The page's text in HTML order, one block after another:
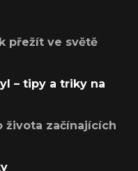
přežít ve světě
– tipy a triky na
života začínajících